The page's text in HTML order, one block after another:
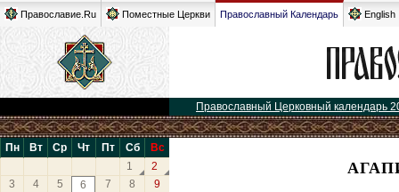
Православие.Ru Поместные Церкви Православный Календарь English
Православный Церковный календарь
Пн Вт Ср Чт Пт Сб
Вс
1
2
3
4 5 6 7 8
9